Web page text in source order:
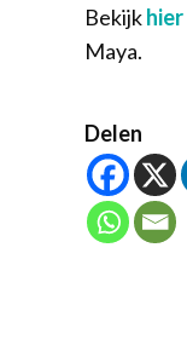
Bekijkhier
Maya.
Delen